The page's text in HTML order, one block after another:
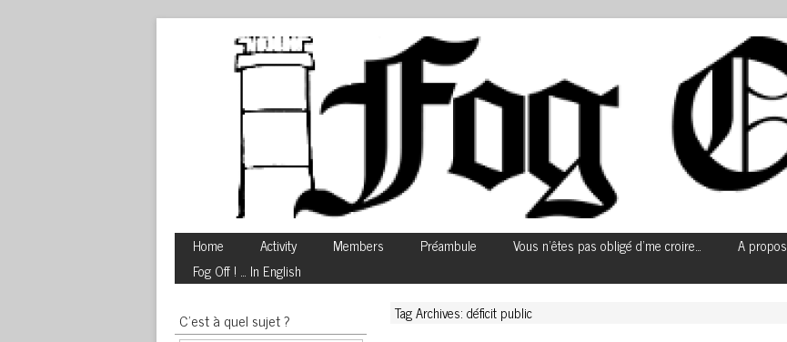
Home Activity Members Préambule Vous n’êtes pas obligé d’me croire… A propos
Fog Off ! … In English
C’est à quel sujet ? Tag Archives: déficit public